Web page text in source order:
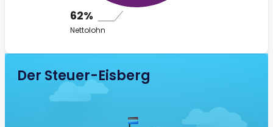
62%
Nettolohn
Der Steuer-Eisberg